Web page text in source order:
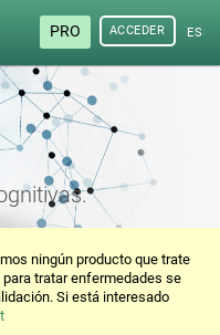
PRO ACCEDER
ningún producto que trate
tratar enfermedades se
Si está interesado